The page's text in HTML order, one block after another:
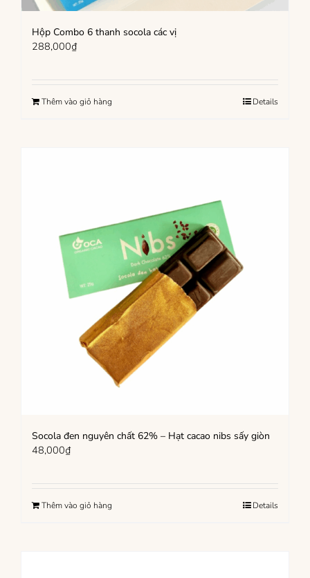
Hộp Combo 6 thanh socola các vị
288,000₫
Thêm vào giỏ hàng Details
Socola đen nguyên chất 62% – Hạt cacao nibs sấy giòn
48,000₫
Thêm vào giỏ hàng Details